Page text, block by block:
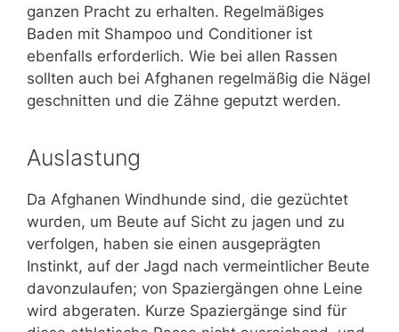
ganzen Pracht zu erhalten. Regelmäßiges
Baden mit Shampoo und Conditioner ist
ebenfalls erforderlich. Wie bei allen Rassen
sollten auch bei Afghanen regelmäßig die Nägel
geschnitten und die Zähne geputzt werden.
Auslastung
Da Afghanen Windhunde sind, die gezüchtet
wurden, um Beute auf Sicht zu jagen und zu
verfolgen, haben sie einen ausgeprägten
Instinkt, auf der Jagd nach vermeintlicher Beute
davonzulaufen; von Spaziergängen ohne Leine
wird abgeraten. Kurze Spaziergänge sind für